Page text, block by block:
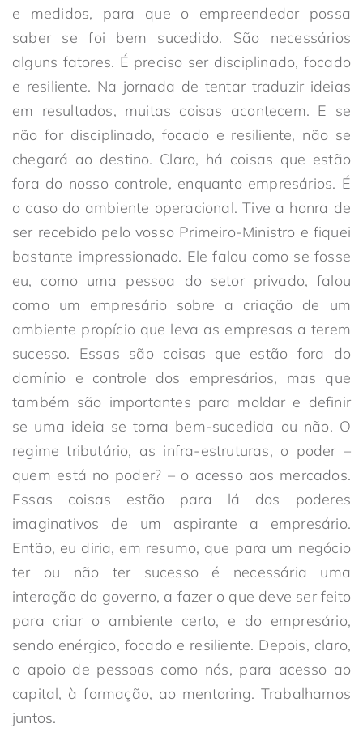
e medidos, para que o empreendedor possa
saber se foi bem sucedido. São necessários
alguns fatores. É preciso ser disciplinado, focado
e resiliente. Na jornada de tentar traduzir ideias
em resultados, muitas coisas acontecem. E se
não for disciplinado, focado e resiliente, não se
chegará ao destino. Claro, há coisas que estão
fora do nosso controle, enquanto empresários. É
o caso do ambiente operacional. Tive a honra de
ser recebido pelo vosso Primeiro-Ministro e fiquei
bastante impressionado. Ele falou como se fosse
eu, como uma pessoa do setor privado, falou
como um empresário sobre a criação de um
ambiente propício que leva as empresas a terem
sucesso. Essas são coisas que estão fora do
domínio e controle dos empresários, mas que
também são importantes para moldar e definir
se uma ideia se torna bem-sucedida ou não. O
regime tributário, as infra-estruturas, o poder –
quem está no poder? – o acesso aos mercados.
Essas coisas estão para lá dos poderes
imaginativos de um aspirante a empresário.
Então, eu diria, em resumo, que para um negócio
ter ou não ter sucesso é necessária uma
interação do governo, a fazer o que deve ser feito
para criar o ambiente certo, e do empresário,
sendo enérgico, focado e resiliente. Depois, claro,
o apoio de pessoas como nós, para acesso ao
capital, à formação, ao mentoring. Trabalhamos
juntos.